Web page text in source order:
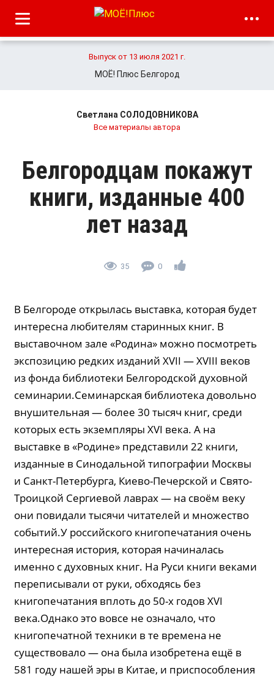
Выпуск от 13 июля 2021 г.
МОЁ! Плюс Белгород
Светлана СОЛОДОВНИКОВА
Все материалы автора
Белгородцам покажут
книги, изданные 400
лет назад
35 0
В Белгороде открылась выставка, которая будет
интересна любителям старинных книг. В
выставочном зале «Родина» можно посмотреть
экспозицию редких изданий XVII — XVIII веков
из фонда библиотеки Белгородской духовной
семинарии.Семинарская библиотека довольно
внушительная — более 30 тысяч книг, среди
которых есть экземпляры XVI века. А на
выставке в «Родине» представили 22 книги,
изданные в Синодальной типографии Москвы
и Санкт-Петербурга, Киево-Печерской и Свято-
Троицкой Сергиевой лаврах — на своём веку
они повидали тысячи читателей и множество
событий.У российского книгопечатания очень
интересная история, которая начиналась
именно с духовных книг. На Руси книги веками
переписывали от руки, обходясь без
книгопечатания вплоть до 50-х годов XVI
века.Однако это вовсе не означало, что
книгопечатной техники в те времена не
существовало — она была изобретена ещё в
581 году нашей эры в Китае, и приспособления